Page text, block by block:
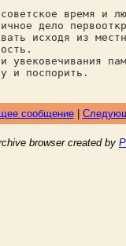
время и
дело
исходя из
и поспорить.
сообщение|
browser created by